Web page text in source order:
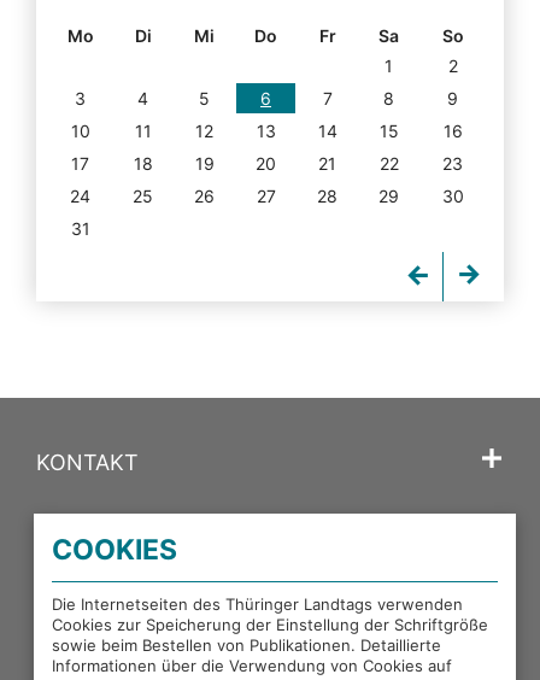
Mo Di Mi Do Fr Sa
So
1
2
3
4 5 6 7 8
9
10
11 12 13 14 15
16
17
18 19 20 21 22
23
24
25 26 27 28 29
30
31
KONTAKT
PORTALE DES THÜRINGER LANDTAGS
EXTERNE LINKS
COOKIES
Die Internetseiten des Thüringer Landtags verwenden
Cookies zur Speicherung der Einstellung der Schriftgröße
sowie beim Bestellen von Publikationen. Detaillierte
Informationen über die Verwendung von Cookies auf